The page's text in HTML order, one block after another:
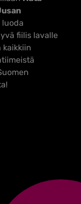
fiilis lavalle
kaikkiin